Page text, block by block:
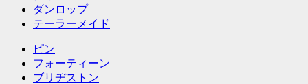
ダンロップ
テーラーメイド
ピン
フォーティーン
ブリヂストン